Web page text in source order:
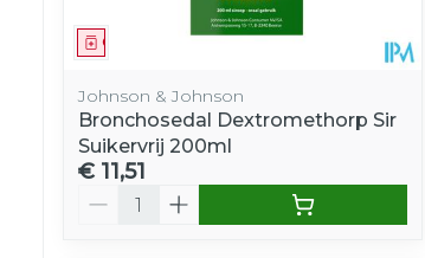
Geneesmiddel
Johnson & Johnson
Bronchosedal Dextromethorp Sir
Suikervrij 200ml
€ 11,51
Aantal